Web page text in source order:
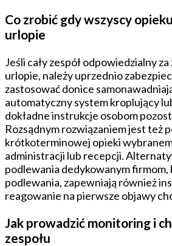
Co zrobić gdy wszyscy
urlopie
Jeśli cały zespół odpowiedzialny
urlopie, należy uprzednio
zastosować donice
automatyczny system kroplujący
dokładne instrukcje osobom
Rozsądnym rozwiązaniem jest też
krótkoterminowej opieki
administracji lub recepcji.
podlewania dedykowanym
podlewania, zapewniają również
reagowanie na pierwsze objawy
Jak prowadzić monitoring i
zespołu